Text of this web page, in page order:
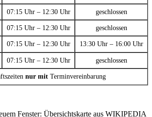
07:15 Uhr – 12:30 Uhr geschlossen
07:15 Uhr – 12:30 Uhr geschlossen
07:15 Uhr – 12:30 Uhr 13:30 Uhr – 16:00 Uhr
07:15 Uhr – 12:30 Uhr geschlossen
nur mit Terminvereinbarung